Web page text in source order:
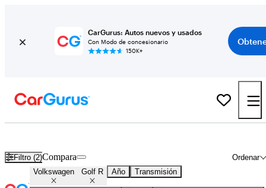
CarGurus: Autos nuevos y usados
Con Modo de concesionario
150K+
Filtro (2) Ordenar
Compara
Volkswagen Golf R Año Transmisión